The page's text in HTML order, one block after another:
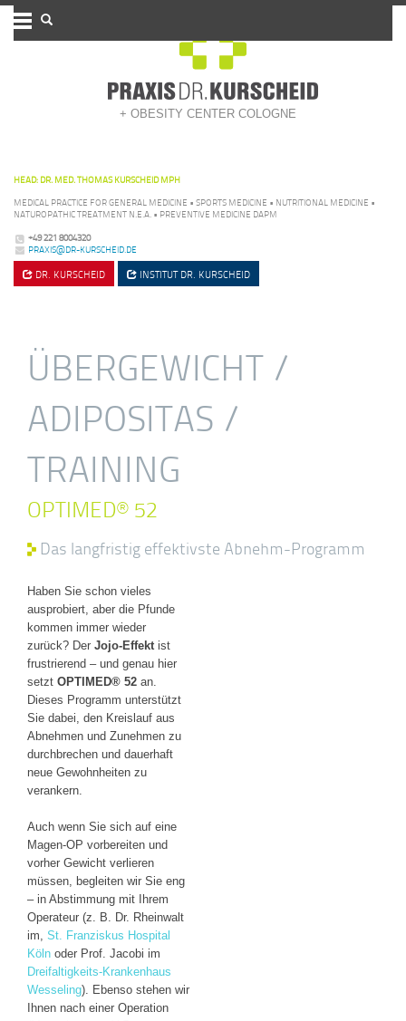
+ OBESITY CENTER COLOGNE
HEAD: DR. MED. THOMAS KURSCHEID MPH
MEDICAL PRACTICE FOR GENERAL MEDICINE • SPORTS MEDICINE • NUTRITIONAL MEDICINE •
NATUROPATHIC TREATMENT N.E.A. • PREVENTIVE MEDICINE DAPM
+49 221 8004320
PRAXIS@DR-KURSCHEID.DE
DR. KURSCHEID INSTITUT DR. KURSCHEID
ÜBERGEWICHT /
ADIPOSITAS /
TRAINING
OPTIMED® 52
Das langfristig effektivste Abnehm-Programm
Haben Sie schon vieles
ausprobiert, aber die Pfunde
kommen immer wieder
zurück? Der Jojo-Effektist
frustrierend – und genau hier
setzt OPTIMED® 52 an.
Dieses Programm unterstützt
Sie dabei, den Kreislauf aus
Abnehmen und Zunehmen zu
durchbrechen und dauerhaft
neue Gewohnheiten zu
verankern.
Auch wenn Sie sich auf eine
Magen-OP vorbereiten und
vorher Gewicht verlieren
müssen, begleiten wir Sie eng
– in Abstimmung mit Ihrem
Operateur (z. B. Dr. Rheinwalt
im, St. Franziskus Hospital
Köln oder Prof. Jacobi im
Dreifaltigkeits-Krankenhaus
Wesseling). Ebenso stehen wir
Ihnen nach einer Operation